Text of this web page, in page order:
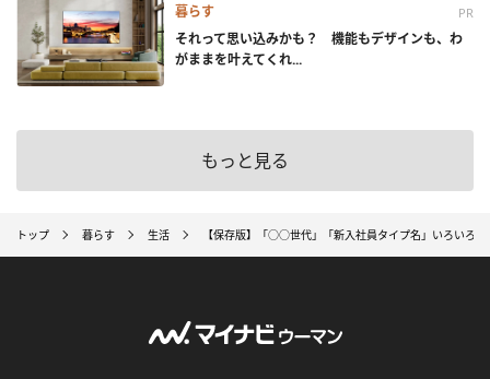
暮らす PR
それって思い込みかも？ 機能もデザインも、わ
がままを叶えてくれ...
もっと見る
トップ 暮らす 生活 【保存版】「○○世代」「新入社員タイプ名」いろいろま